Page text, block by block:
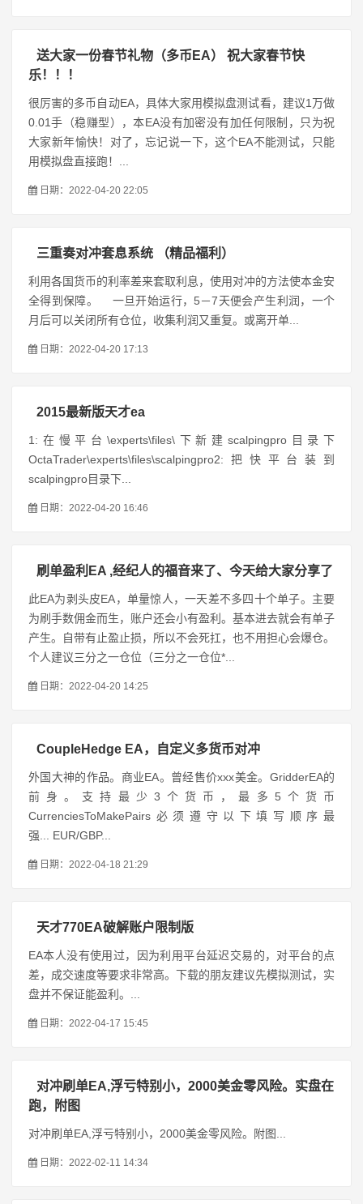
送大家一份春节礼物（多币EA） 祝大家春节快
乐！！！
很厉害的多币自动EA，具体大家用模拟盘测试看，建议1万做
0.01手（稳赚型），本EA没有加密没有加任何限制，只为祝
大家新年愉快！对了，忘记说一下，这个EA不能测试，只能
用模拟盘直接跑！...
日期：2022-04-20 22:05
三重奏对冲套息系统 （精品福利）
利用各国货币的利率差来套取利息，使用对冲的方法使本金安
全得到保障。 一旦开始运行，5－7天便会产生利润，一个
月后可以关闭所有仓位，收集利润又重复。或离开单...
日期：2022-04-20 17:13
2015最新版天才ea
1:在慢平台\experts\files\下新建scalpingpro目录下
OctaTrader\experts\files\scalpingpro2:把快平台装到
scalpingpro目录下...
日期：2022-04-20 16:46
刷单盈利EA ,经纪人的福音来了、今天给大家分享了
此EA为剥头皮EA，单量惊人，一天差不多四十个单子。主要
为刷手数佣金而生，账户还会小有盈利。基本进去就会有单子
产生。自带有止盈止损，所以不会死扛，也不用担心会爆仓。
个人建议三分之一仓位（三分之一仓位*...
日期：2022-04-20 14:25
CoupleHedge EA，自定义多货币对冲
外国大神的作品。商业EA。曾经售价xxx美金。GridderEA的
前身。支持最少3个货币，最多5个货币
CurrenciesToMakePairs必须遵守以下填写顺序最
强... EUR/GBP...
日期：2022-04-18 21:29
天才770EA破解账户限制版
EA本人没有使用过，因为利用平台延迟交易的，对平台的点
差，成交速度等要求非常高。下载的朋友建议先模拟测试，实
盘并不保证能盈利。...
日期：2022-04-17 15:45
对冲刷单EA,浮亏特别小，2000美金零风险。实盘在
跑，附图
对冲刷单EA,浮亏特别小，2000美金零风险。附图...
日期：2022-02-11 14:34